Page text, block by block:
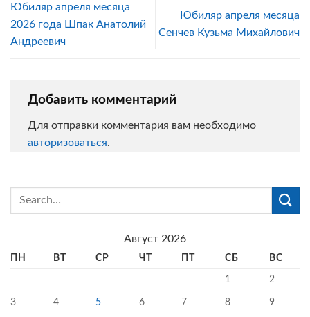
Юбиляр апреля месяца
2026 года Шпак Анатолий
Андреевич
Юбиляр апреля месяца
Сенчев Кузьма Михайлович
Добавить комментарий
Для отправки комментария вам необходимо
авторизоваться.
Август 2026
ПН ВТ СР ЧТ ПТ СБ ВС
1 2
3 4 5 6 7 8 9